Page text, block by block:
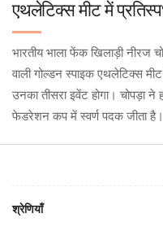
एथलेटिक्स मीट में
भारतीय भाला फेंक खिलाड़ी नीरज
वाली गोल्डन स्पाइक एथलेटिक्स
उनका तीसरा इवेंट होगा। चोपड़ा ने
फेडरेशन कप में स्वर्ण पदक जीता है।
श्रेणियाँ